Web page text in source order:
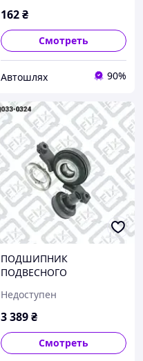
162₴
Смотреть
Автошлях 90%
ПОДШИПНИК
ПОДВЕСНОГО
0324
Недоступен
3 389₴
Смотреть